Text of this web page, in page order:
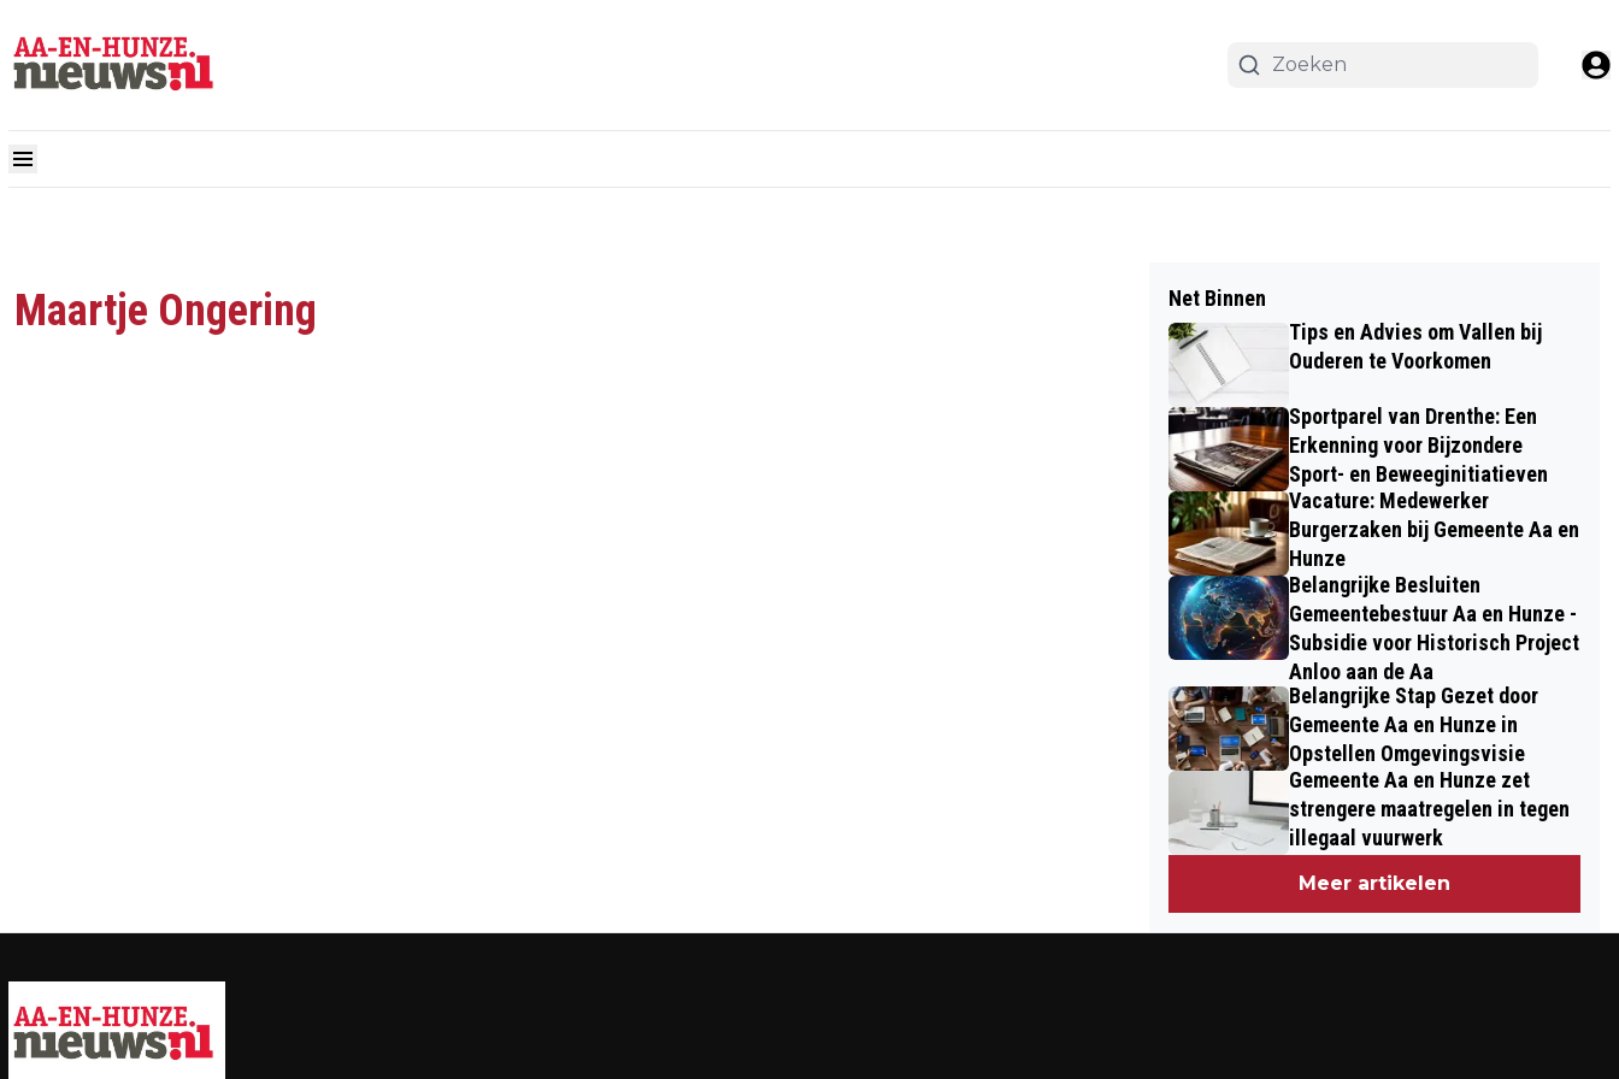
Maartje Ongering
Net Binnen
Tips en Advies om Vallen bij
Ouderen te Voorkomen
Sportparel van Drenthe: Een
Erkenning voor Bijzondere
Sport- en Beweeginitiatieven
Vacature: Medewerker
Burgerzaken bij Gemeente Aa en
Hunze
Belangrijke Besluiten
Gemeentebestuur Aa en Hunze -
Subsidie voor Historisch Project
Anloo aan de Aa
Belangrijke Stap Gezet door
Gemeente Aa en Hunze in
Opstellen Omgevingsvisie
Gemeente Aa en Hunze zet
strengere maatregelen in tegen
illegaal vuurwerk
Meer artikelen